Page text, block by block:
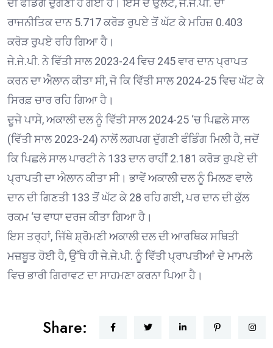
ਰਾਜਨੀਤਿਕ ਦਾਨ 5.717 ਕਰੋੜ ਰੁਪਏ ਤੋਂ ਘੱਟ ਕੇ ਮਹਿਜ਼ 0.403
ਕਰੋੜ ਰੁਪਏ ਰਹਿ ਗਿਆ ਹੈ।
ਜੇ.ਜੇ.ਪੀ. ਨੇ ਵਿੱਤੀ ਸਾਲ 2023-24 ਵਿਚ 245 ਵਾਰ ਦਾਨ ਪ੍ਰਾਪਤ
ਕਰਨ ਦਾ ਐਲਾਨ ਕੀਤਾ ਸੀ, ਜੋ ਕਿ ਵਿੱਤੀ ਸਾਲ 2024-25 ਵਿਚ ਘੱਟ ਕੇ
ਸਿਰਫ਼ ਚਾਰ ਰਹਿ ਗਿਆ ਹੈ।
ਦੂਜੇ ਪਾਸੇ, ਅਕਾਲੀ ਦਲ ਨੂੰ ਵਿੱਤੀ ਸਾਲ 2024-25 ‘ਚ ਪਿਛਲੇ ਸਾਲ
(ਵਿੱਤੀ ਸਾਲ 2023-24) ਨਾਲੋਂ ਲਗਪਗ ਦੁੱਗਣੀ ਫੰਡਿੰਗ ਮਿਲੀ ਹੈ, ਜਦੋਂ
ਕਿ ਪਿਛਲੇ ਸਾਲ ਪਾਰਟੀ ਨੇ 133 ਦਾਨ ਰਾਹੀਂ 2.181 ਕਰੋੜ ਰੁਪਏ ਦੀ
ਪ੍ਰਾਪਤੀ ਦਾ ਐਲਾਨ ਕੀਤਾ ਸੀ। ਭਾਵੇਂ ਅਕਾਲੀ ਦਲ ਨੂੰ ਮਿਲਣ ਵਾਲੇ
ਦਾਨ ਦੀ ਗਿਣਤੀ 133 ਤੋਂ ਘੱਟ ਕੇ 28 ਰਹਿ ਗਈ, ਪਰ ਦਾਨ ਦੀ ਕੁੱਲ
ਰਕਮ ‘ਚ ਵਾਧਾ ਦਰਜ ਕੀਤਾ ਗਿਆ ਹੈ।
ਇਸ ਤਰ੍ਹਾਂ, ਜਿੱਥੇ ਸ਼੍ਰੋਮਣੀ ਅਕਾਲੀ ਦਲ ਦੀ ਆਰਥਿਕ ਸਥਿਤੀ
ਮਜ਼ਬੂਤ ਹੋਈ ਹੈ, ਉੱਥੇ ਹੀ ਜੇ.ਜੇ.ਪੀ. ਨੂੰ ਵਿੱਤੀ ਪ੍ਰਾਪਤੀਆਂ ਦੇ ਮਾਮਲੇ
ਵਿਚ ਭਾਰੀ ਗਿਰਾਵਟ ਦਾ ਸਾਹਮਣਾ ਕਰਨਾ ਪਿਆ ਹੈ।
Share: